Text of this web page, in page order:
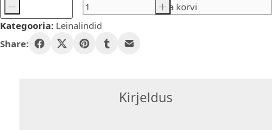
Leinalint
tumesinine
kogus
- +
Lisa korvi
Kategooria: Leinalindid
Share:
Kirjeldus